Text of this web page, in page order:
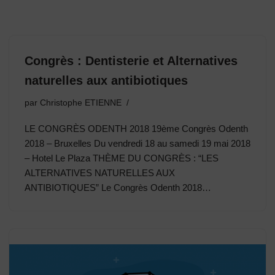
Congrès : Dentisterie et Alternatives
naturelles aux antibiotiques
par Christophe ETIENNE
LE CONGRÈS ODENTH 2018 19ème Congrès Odenth
2018 – Bruxelles Du vendredi 18 au samedi 19 mai 2018
– Hotel Le Plaza THÈME DU CONGRÈS : “LES
ALTERNATIVES NATURELLES AUX
ANTIBIOTIQUES” Le Congrès Odenth 2018…